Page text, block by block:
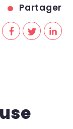
Partager